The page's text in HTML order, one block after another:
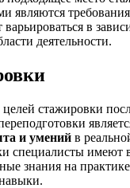
являются
в
деятельности.
стажировки
и умений в
специалисты имеют
знания на